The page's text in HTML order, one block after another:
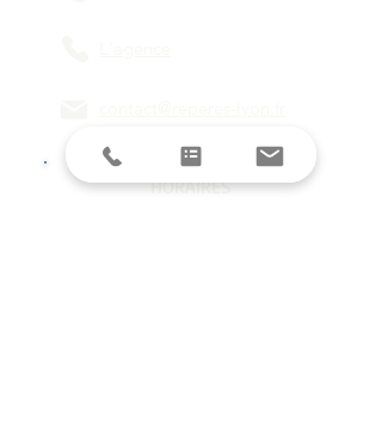
HORAIRES